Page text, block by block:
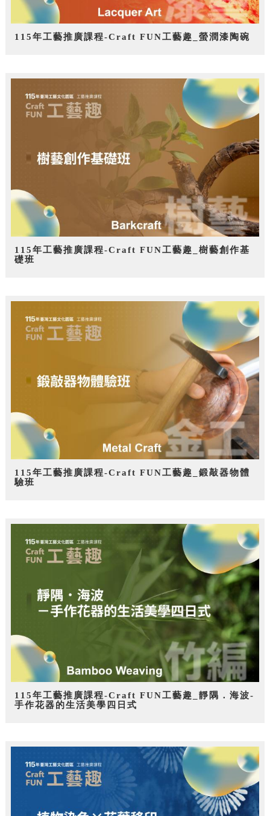
115年工藝推廣課程-Craft FUN工藝趣_螢潤漆陶碗
115年工藝推廣課程-Craft FUN工藝趣_樹藝創作基
礎班
115年工藝推廣課程-Craft FUN工藝趣_鍛敲器物體
驗班
115年工藝推廣課程-Craft FUN工藝趣_靜隅．海波-
手作花器的生活美學四日式